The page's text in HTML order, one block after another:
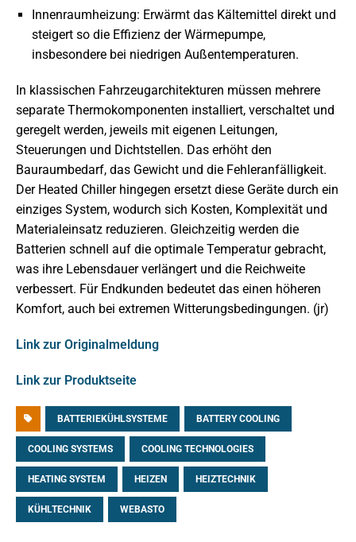
Innenraumheizung: Erwärmt das Kältemittel direkt und
steigert so die Effizienz der Wärmepumpe,
insbesondere bei niedrigen Außentemperaturen.
In klassischen Fahrzeugarchitekturen müssen mehrere
separate Thermokomponenten installiert, verschaltet und
geregelt werden, jeweils mit eigenen Leitungen,
Steuerungen und Dichtstellen. Das erhöht den
Bauraumbedarf, das Gewicht und die Fehleranfälligkeit.
Der Heated Chiller hingegen ersetzt diese Geräte durch ein
einziges System, wodurch sich Kosten, Komplexität und
Materialeinsatz reduzieren. Gleichzeitig werden die
Batterien schnell auf die optimale Temperatur gebracht,
was ihre Lebensdauer verlängert und die Reichweite
verbessert. Für Endkunden bedeutet das einen höheren
Komfort, auch bei extremen Witterungsbedingungen. (jr)
Link zur Originalmeldung
Link zur Produktseite
BATTERIEKÜHLSYSTEME BATTERY COOLING
COOLING SYSTEMS COOLING TECHNOLOGIES
HEATING SYSTEM HEIZEN HEIZTECHNIK
KÜHLTECHNIK WEBASTO